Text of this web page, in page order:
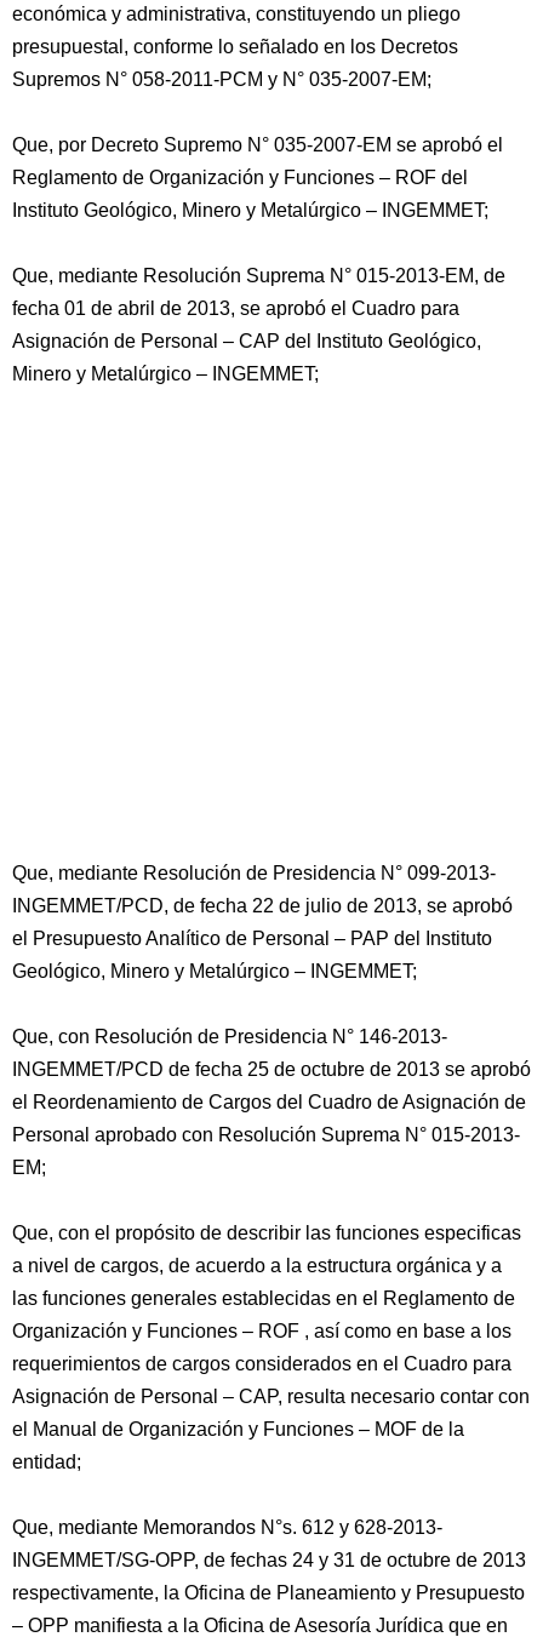
económica y administrativa, constituyendo un pliego
presupuestal, conforme lo señalado en los Decretos
Supremos N° 058-2011-PCM y N° 035-2007-EM;
Que, por Decreto Supremo N° 035-2007-EM se aprobó el
Reglamento de Organización y Funciones – ROF del
Instituto Geológico, Minero y Metalúrgico – INGEMMET;
Que, mediante Resolución Suprema N° 015-2013-EM, de
fecha 01 de abril de 2013, se aprobó el Cuadro para
Asignación de Personal – CAP del Instituto Geológico,
Minero y Metalúrgico – INGEMMET;
Que, mediante Resolución de Presidencia N° 099-2013-
INGEMMET/PCD, de fecha 22 de julio de 2013, se aprobó
el Presupuesto Analítico de Personal – PAP del Instituto
Geológico, Minero y Metalúrgico – INGEMMET;
Que, con Resolución de Presidencia N° 146-2013-
INGEMMET/PCD de fecha 25 de octubre de 2013 se aprobó
el Reordenamiento de Cargos del Cuadro de Asignación de
Personal aprobado con Resolución Suprema N° 015-2013-
EM;
Que, con el propósito de describir las funciones especificas
a nivel de cargos, de acuerdo a la estructura orgánica y a
las funciones generales establecidas en el Reglamento de
Organización y Funciones – ROF , así como en base a los
requerimientos de cargos considerados en el Cuadro para
Asignación de Personal – CAP, resulta necesario contar con
el Manual de Organización y Funciones – MOF de la
entidad;
Que, mediante Memorandos N°s. 612 y 628-2013-
INGEMMET/SG-OPP, de fechas 24 y 31 de octubre de 2013
respectivamente, la Oficina de Planeamiento y Presupuesto
– OPP manifiesta a la Oficina de Asesoría Jurídica que en